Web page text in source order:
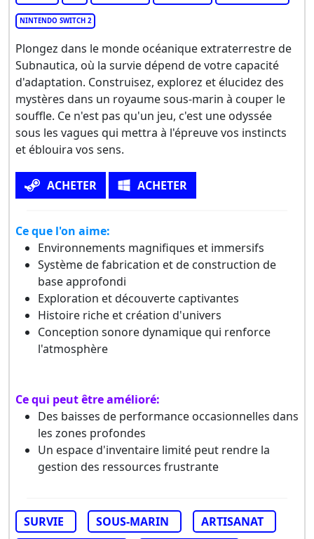
NINTENDO SWITCH 2
Plongez dans le monde océanique extraterrestre de
Subnautica, où la survie dépend de votre capacité
d'adaptation. Construisez, explorez et élucidez des
mystères dans un royaume sous-marin à couper le
souffle. Ce n'est pas qu'un jeu, c'est une odyssée
sous les vagues qui mettra à l'épreuve vos instincts
et éblouira vos sens.
ACHETER ACHETER
Ce que l'on aime:
Environnements magnifiques et immersifs
Système de fabrication et de construction de
base approfondi
Exploration et découverte captivantes
Histoire riche et création d'univers
Conception sonore dynamique qui renforce
l'atmosphère
Ce qui peut être amélioré:
Des baisses de performance occasionnelles dans
les zones profondes
Un espace d'inventaire limité peut rendre la
gestion des ressources frustrante
SURVIE SOUS-MARIN
ARTISANAT